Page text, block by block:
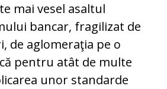
mai vesel asaltul
bancar, fragilizat de
de aglomeraţia pe o
pentru atât de multe
unor standarde